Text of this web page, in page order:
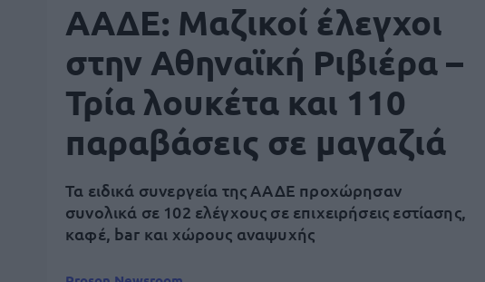
ΑΑΔΕ: Μαζικοί έλεγχοι
στην Αθηναϊκή Ριβιέρα –
Τρία λουκέτα και 110
παραβάσεις σε μαγαζιά
Τα ειδικά συνεργεία της ΑΑΔΕ προχώρησαν
συνολικά σε 102 ελέγχους σε επιχειρήσεις εστίασης,
καφέ, bar και χώρους αναψυχής